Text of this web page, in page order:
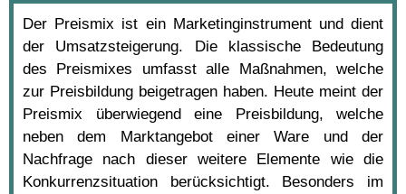
Der Preismix ist ein Marketinginstrument und dient
der Umsatzsteigerung. Die klassische Bedeutung
des Preismixes umfasst alle Maßnahmen, welche
zur Preisbildung beigetragen haben. Heute meint der
Preismix überwiegend eine Preisbildung, welche
neben dem Marktangebot einer Ware und der
Nachfrage nach dieser weitere Elemente wie die
Konkurrenzsituation berücksichtigt. Besonders im